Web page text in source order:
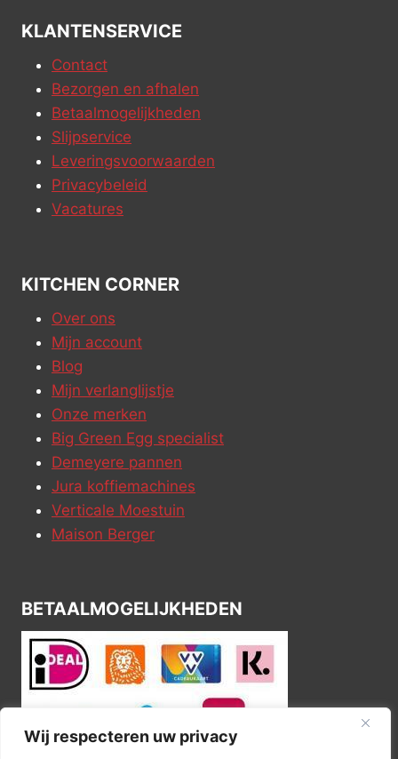
Wij respecteren uw privacy
KLANTENSERVICE
Contact
Bezorgen en afhalen
Betaalmogelijkheden
Slijpservice
Leveringsvoorwaarden
Privacybeleid
Vacatures
KITCHEN CORNER
Over ons
Mijn account
Blog
Mijn verlanglijstje
Onze merken
Big Green Egg specialist
Demeyere pannen
Jura koffiemachines
Verticale Moestuin
Maison Berger
BETAALMOGELIJKHEDEN